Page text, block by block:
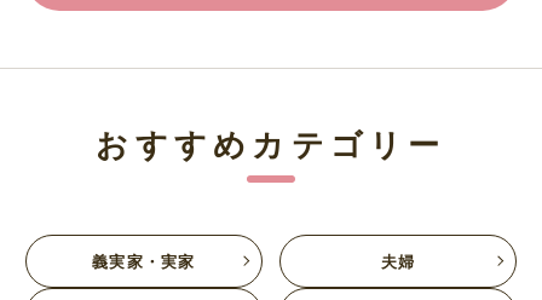
おすすめカテゴリー
義実家・実家 夫婦